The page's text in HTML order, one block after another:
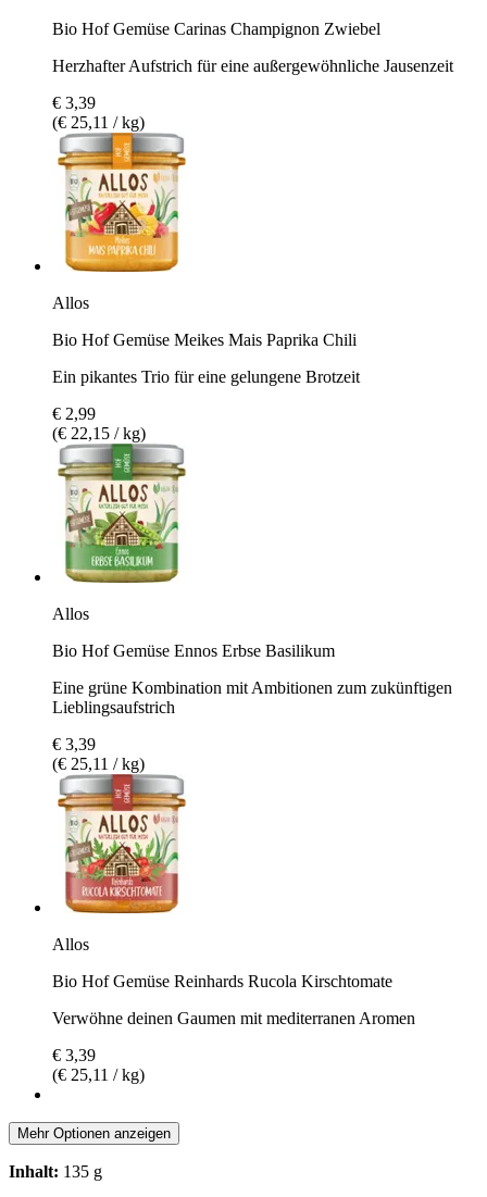
Bio Hof Gemüse Carinas Champignon Zwiebel
Herzhafter Aufstrich für eine außergewöhnliche Jausenzeit
€ 3,39
(€ 25,11 / kg)
Allos
Bio Hof Gemüse Meikes Mais Paprika Chili
Ein pikantes Trio für eine gelungene Brotzeit
€ 2,99
(€ 22,15 / kg)
Allos
Bio Hof Gemüse Ennos Erbse Basilikum
Eine grüne Kombination mit Ambitionen zum zukünftigen
Lieblingsaufstrich
€ 3,39
(€ 25,11 / kg)
Allos
Bio Hof Gemüse Reinhards Rucola Kirschtomate
Verwöhne deinen Gaumen mit mediterranen Aromen
€ 3,39
(€ 25,11 / kg)
Mehr Optionen anzeigen
Inhalt: 135 g